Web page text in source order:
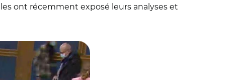
ont récemment exposé leurs analyses et